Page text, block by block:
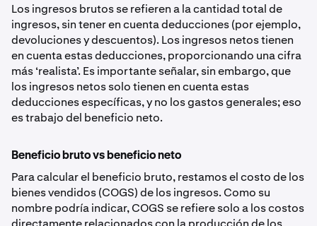
Los ingresos brutos se refieren a la cantidad total de
ingresos, sin tener en cuenta deducciones (por ejemplo,
devoluciones y descuentos). Los ingresos netos tienen
en cuenta estas deducciones, proporcionando una cifra
más ‘realista’. Es importante señalar, sin embargo, que
los ingresos netos solo tienen en cuenta estas
deducciones específicas, y no los gastos generales; eso
es trabajo del beneficio neto.
Beneficio bruto vs beneficio neto
Para calcular el beneficio bruto, restamos el costo de los
bienes vendidos (COGS) de los ingresos. Como su
nombre podría indicar, COGS se refiere solo a los costos